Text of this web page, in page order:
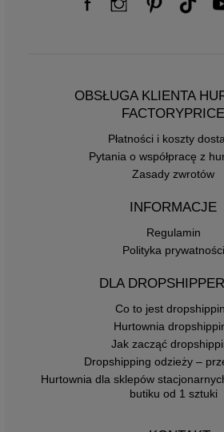
OBSŁUGA KLIENTA
FACTORYPRICE
Płatności i koszty
Pytania o współpracę z
Zasady zwrotów
INFORMACJE
Regulamin
Polityka prywatności
DLA
Co to jest
Hurtownia
Jak zacząć
Dropshipping odzieży –
Hurtownia dla sklepów
butiku od 1 sztuki